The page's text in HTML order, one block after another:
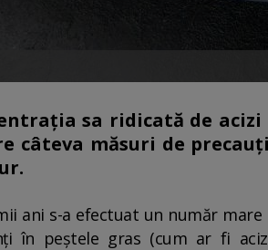
sa ridicată de
câteva măsuri de
ani s-a efectuat un număr
în peștele gras (cum ar fi